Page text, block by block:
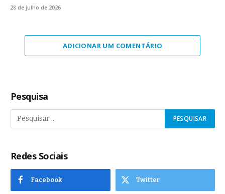
28 de julho de 2026
ADICIONAR UM COMENTÁRIO
Pesquisa
Redes Sociais
Facebook Twitter